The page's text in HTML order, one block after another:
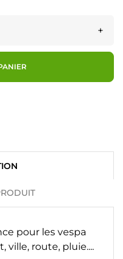
+
pour les vespa
ville, route, pluie....